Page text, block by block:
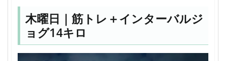
木曜日｜筋トレ＋インターバルジ
ョグ14キロ